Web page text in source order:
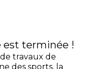
est terminée !
travaux de
des sports, la